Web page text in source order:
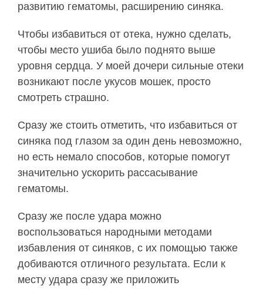
развитию гематомы, расширению синяка.
Чтобы избавиться от отека, нужно сделать,
чтобы место ушиба было поднято выше
уровня сердца. У моей дочери сильные отеки
возникают после укусов мошек, просто
смотреть страшно.
Сразу же стоить отметить, что избавиться от
синяка под глазом за один день невозможно,
но есть немало способов, которые помогут
значительно ускорить рассасывание
гематомы.
Сразу же после удара можно
воспользоваться народными методами
избавления от синяков, с их помощью также
добиваются отличного результата. Если к
месту удара сразу же приложить